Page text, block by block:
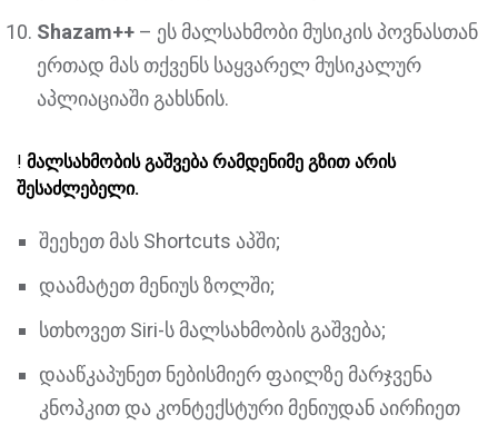
Shazam++ – ეს მალსახმობი მუსიკის პოვნასთან
ერთად მას თქვენს საყვარელ მუსიკალურ
აპლიაციაში გახსნის.
! მალსახმობის გაშვება რამდენიმე გზით არის
შესაძლებელი.
შეეხეთ მას Shortcuts აპში;
დაამატეთ მენიუს ზოლში;
სთხოვეთ Siri-ს მალსახმობის გაშვება;
დააწკაპუნეთ ნებისმიერ ფაილზე მარჯვენა
კნოპკით და კონტექსტური მენიუდან აირჩიეთ